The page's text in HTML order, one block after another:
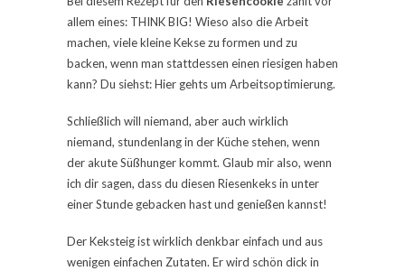
allem eines: THINK BIG! Wieso also die Arbeit
machen, viele kleine Kekse zu formen und zu
backen, wenn man stattdessen einen riesigen haben
kann? Du siehst: Hier gehts um Arbeitsoptimierung.
Schließlich will niemand, aber auch wirklich
niemand, stundenlang in der Küche stehen, wenn
der akute Süßhunger kommt. Glaub mir also, wenn
ich dir sagen, dass du diesen Riesenkeks in unter
einer Stunde gebacken hast und genießen kannst!
Der Keksteig ist wirklich denkbar einfach und aus
wenigen einfachen Zutaten. Er wird schön dick in